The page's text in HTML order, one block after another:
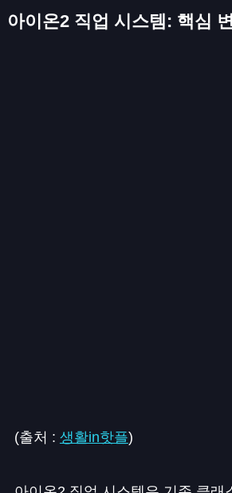
아이온2 직업 시스템: 핵심
(출처 : 생활in핫플)